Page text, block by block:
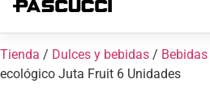
Tienda / Dulces y bebidas / Bebidas
ecológico Juta Fruit 6 Unidades